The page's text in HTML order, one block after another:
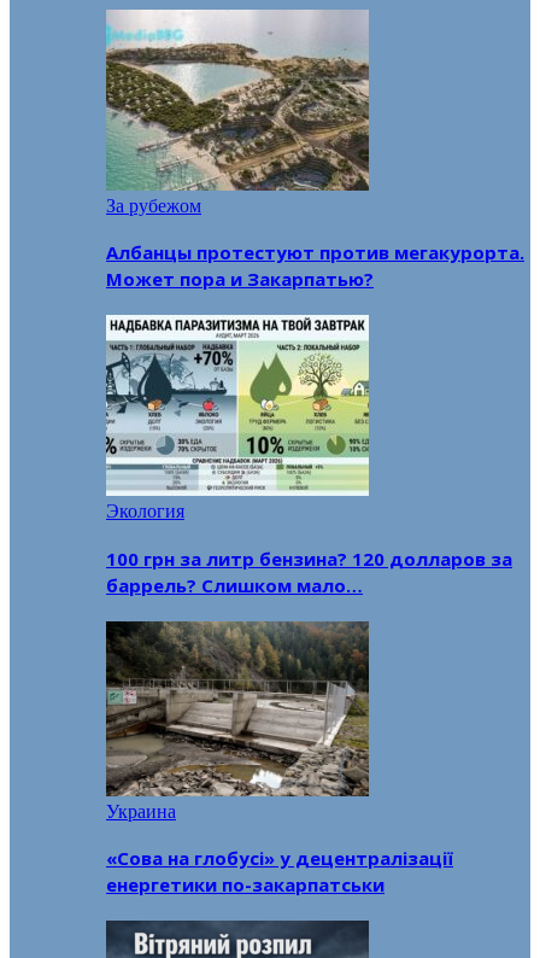
За рубежом
Албанцы протестуют против мегакурорта.
Может пора и Закарпатью?
Экология
100 грн за литр бензина? 120 долларов за
баррель? Слишком мало…
Украина
«Сова на глобусі» у децентралізації
енергетики по-закарпатськи